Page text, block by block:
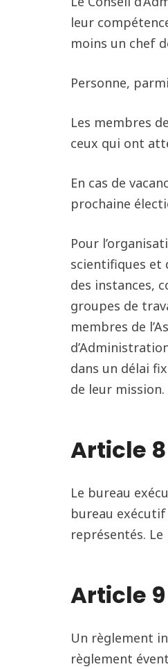
leur
moins un chef
Personne,
Les membres
ceux qui ont
En cas de
prochaine
Pour
scientifiques et
des instances,
groupes de
membres de
dans un délai
de leur mission.
Article 8
Le bureau
bureau
représentés.
Article 9
Un règlement
règlement